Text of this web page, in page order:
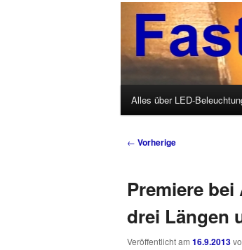
Wolfgang
Hauptmenü
Zum Inhalt wechseln
Zum sekundären
Alles über LED-
Beitrags-Navigation
← Vorherige
Premiere
drei Längen
Veröffentlicht am 16.9.2013